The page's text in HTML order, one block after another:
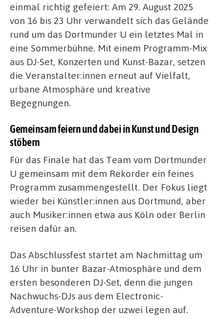
einmal richtig gefeiert: Am 29. August 2025
von 16 bis 23 Uhr verwandelt sich das Gelände
rund um das Dortmunder U ein letztes Mal in
eine Sommerbühne. Mit einem Programm-Mix
aus DJ-Set, Konzerten und Kunst-Bazar, setzen
die Veranstalter:innen erneut auf Vielfalt,
urbane Atmosphäre und kreative
Begegnungen.
Gemeinsam feiern und dabei in Kunst und Design
stöbern
Für das Finale hat das Team vom Dortmunder
U gemeinsam mit dem Rekorder ein feines
Programm zusammengestellt. Der Fokus liegt
wieder bei Künstler:innen aus Dortmund, aber
auch Musiker:innen etwa aus Köln oder Berlin
reisen dafür an.
Das Abschlussfest startet am Nachmittag um
16 Uhr in bunter Bazar-Atmosphäre und dem
ersten besonderen DJ-Set, denn die jungen
Nachwuchs-DJs aus dem Electronic-
Adventure-Workshop der uzwei legen auf.